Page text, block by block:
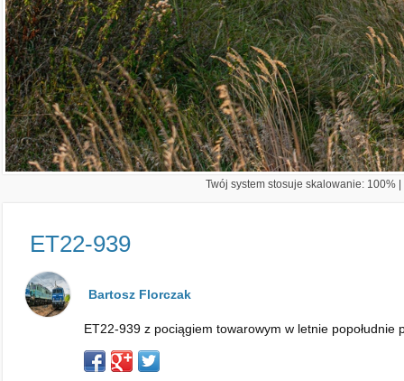
Twój system stosuje skalowanie: 100%
ET22-939
Bartosz Florczak
ET22-939 z pociągiem towarowym w letnie